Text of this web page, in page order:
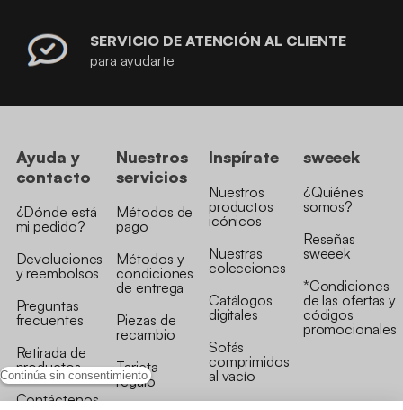
Continúa sin consentimiento
SERVICIO DE ATENCIÓN AL CLIENTE
para ayudarte
Ayuda y
contacto
¿Dónde está
mi pedido?
Devoluciones
y reembolsos
Preguntas
frecuentes
Retirada de
productos
Contáctenos
Nuestros
servicios
Métodos de
pago
Métodos y
condiciones
de entrega
Piezas de
recambio
Tarjeta
regalo
Inspírate
Nuestros
productos
icónicos
Nuestras
colecciones
Catálogos
digitales
Sofás
comprimidos
al vacío
sweeek
¿Quiénes
somos?
Reseñas
sweeek
*Condiciones
de las ofertas y
códigos
promocionales